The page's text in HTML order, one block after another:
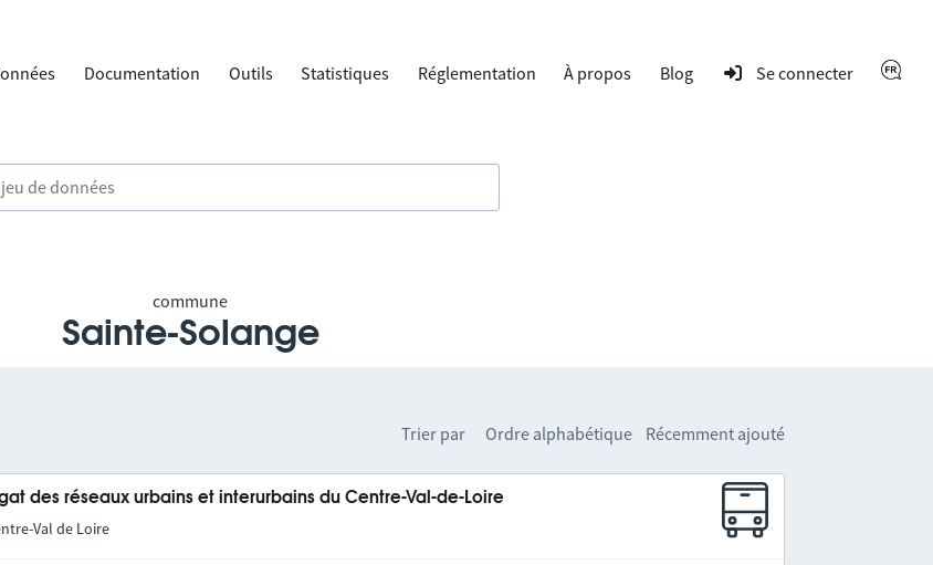
Documentation Outils Statistiques Réglementation À propos Blog Se connecter
commune
Sainte-Solange
Trier par Ordre alphabétique Récemment ajouté
des réseaux urbains et interurbains du Centre-Val-de-Loire
Val de Loire